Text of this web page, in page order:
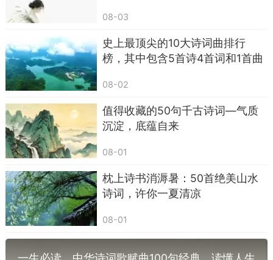
维《送元二使安西》
12. 行到水穷处，坐看云起时。——王维《终
南别业》
13. 长风破浪会有时，直挂云帆济沧海。——
李白《行路难·其一》
14. 天生我材必有用，千金散尽还复来。——李
白《将进酒》
15. 桃花潭水深千尺，不及汪伦送我情。——李
白《赠汪伦》
16. 飞流直下三千尺，疑是银河落九天。——李
白《望庐山瀑布》
08-03
史上最顶尖的10大诗词曲排行
榜，其中包含5首诗4首词和1首曲
08-02
值得收藏的50句千古诗词—气质
沉淀，底蕴自来
08-01
枕上诗书消溽暑：50首绝美山水
诗词，许你一夏清凉
08-01